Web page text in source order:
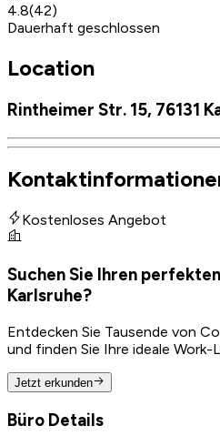
4.8(42)
Dauerhaft geschlossen
Location
Rintheimer Str. 15, 76131
Kostenloses Angebot
Suchen Sie Ihren
Karlsruhe?
Entdecken Sie Tausende von
und finden Sie Ihre ideale Work-
Jetzt erkunden
Büro Details